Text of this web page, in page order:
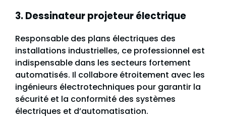
3. Dessinateur projeteur électrique
Responsable des plans électriques des
installations industrielles, ce professionnel est
indispensable dans les secteurs fortement
automatisés. Il collabore étroitement avec les
ingénieurs électrotechniques pour garantir la
sécurité et la conformité des systèmes
électriques et d’automatisation.